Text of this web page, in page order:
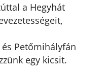
a Hegyhát
Petőmihályfán
egy kicsit.